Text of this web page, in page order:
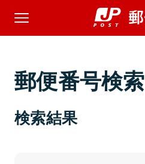
郵便番号検索
検索結果